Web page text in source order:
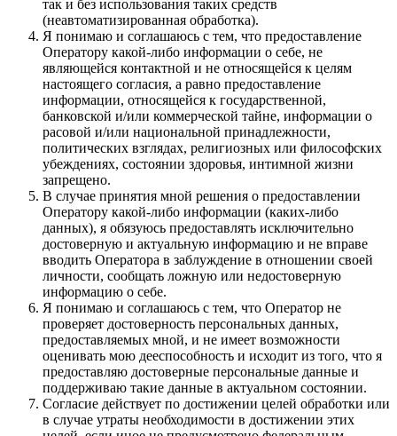
так и без использования таких средств
(неавтоматизированная обработка).
Я понимаю и соглашаюсь с тем, что предоставление
Оператору какой-либо информации о себе, не
являющейся контактной и не относящейся к целям
настоящего согласия, а равно предоставление
информации, относящейся к государственной,
банковской и/или коммерческой тайне, информации о
расовой и/или национальной принадлежности,
политических взглядах, религиозных или философских
убеждениях, состоянии здоровья, интимной жизни
запрещено.
В случае принятия мной решения о предоставлении
Оператору какой-либо информации (каких-либо
данных), я обязуюсь предоставлять исключительно
достоверную и актуальную информацию и не вправе
вводить Оператора в заблуждение в отношении своей
личности, сообщать ложную или недостоверную
информацию о себе.
Я понимаю и соглашаюсь с тем, что Оператор не
проверяет достоверность персональных данных,
предоставляемых мной, и не имеет возможности
оценивать мою дееспособность и исходит из того, что я
предоставляю достоверные персональные данные и
поддерживаю такие данные в актуальном состоянии.
Согласие действует по достижении целей обработки или
в случае утраты необходимости в достижении этих